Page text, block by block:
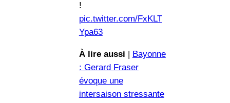
!
pic.twitter.com/FxKLT
Ypa63
À lire aussi
Bayonne
: Gerard Fraser
évoque une
intersaison stressante